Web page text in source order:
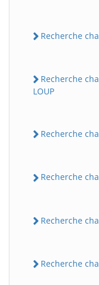
Recherche
Recherche
LOUP
Recherche
Recherche
Recherche
Recherche